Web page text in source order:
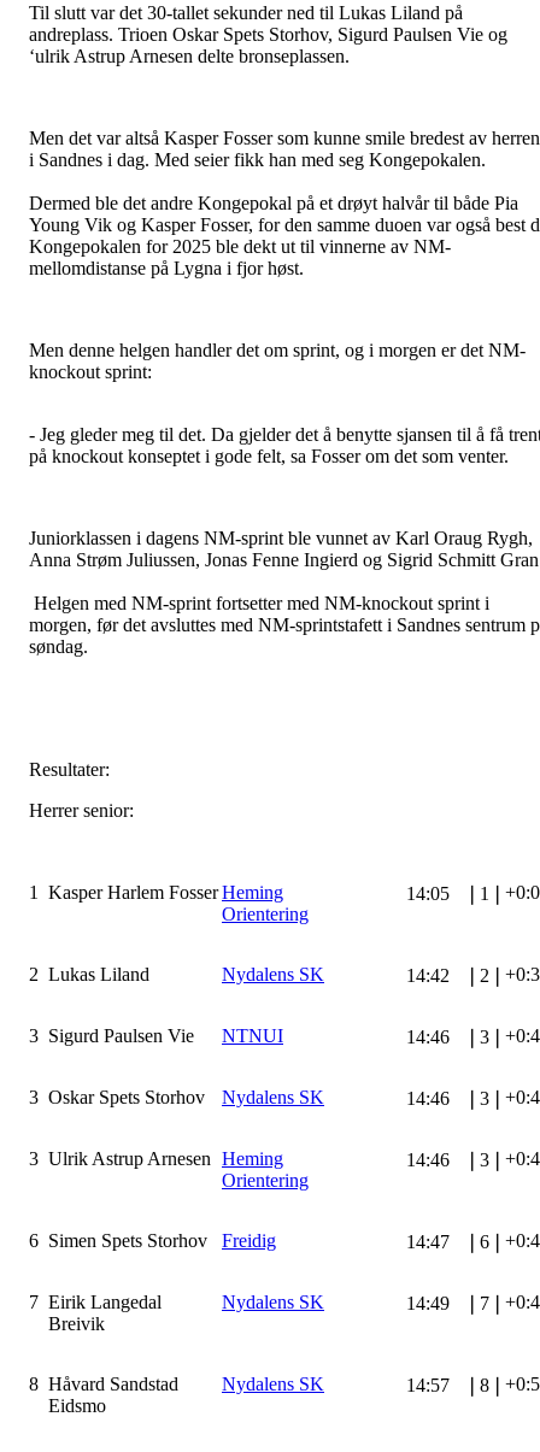
Til slutt var det 30-tallet sekunder ned til Lukas Liland på
andreplass. Trioen Oskar Spets Storhov, Sigurd Paulsen Vie og
‘ulrik Astrup Arnesen delte bronseplassen.
Men det var altså Kasper Fosser som kunne smile bredest av
i Sandnes i dag. Med seier fikk han med seg Kongepokalen.
Dermed ble det andre Kongepokal på et drøyt halvår til både Pia
Young Vik og Kasper Fosser, for den samme duoen var også best
Kongepokalen for 2025 ble dekt ut til vinnerne av NM-
mellomdistanse på Lygna i fjor høst.
Men denne helgen handler det om sprint, og i morgen er det NM-
knockout sprint:
- Jeg gleder meg til det. Da gjelder det å benytte sjansen til å få
på knockout konseptet i gode felt, sa Fosser om det som venter.
Juniorklassen i dagens NM-sprint ble vunnet av Karl Oraug Rygh,
Anna Strøm Juliussen, Jonas Fenne Ingierd og Sigrid Schmitt
Helgen med NM-sprint fortsetter med NM-knockout sprint i
morgen, før det avsluttes med NM-sprintstafett i Sandnes sentrum
søndag.
Resultater:
Herrer senior:
1 Kasper Harlem FosserHeming
Orientering
14:05 1
2 Lukas Liland Nydalens SK 14:42 2
3 Sigurd Paulsen Vie NTNUI 14:46 3
3 Oskar Spets Storhov Nydalens SK 14:46 3
3 Ulrik Astrup Arnesen Heming
Orientering
14:46 3
6 Simen Spets Storhov Freidig 14:47 6
7 Eirik Langedal
Breivik
Nydalens SK 14:49 7
8 Håvard Sandstad
Eidsmo
Nydalens SK 14:57 8